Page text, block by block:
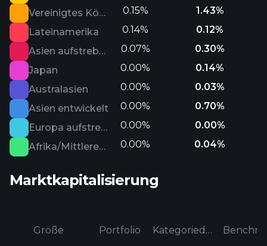
Vereinigtes Königreich
0.15%
1.43%
Lateinamerika
0.14%
0.12%
Asien aufstrebend
0.07%
0.30%
Japan
0.00%
0.14%
Australasien
0.00%
0.03%
Asien entwickelt
0.00%
0.70%
Europa aufstrebend
0.00%
0.00%
Afrika/Mittlerer Osten
0.00% 0.04%
Marktkapitalisierung
Größe Portfolio Kategoriedurchschnitt